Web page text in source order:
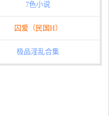
7色小说
囚爱（民国H）
极品淫乱合集